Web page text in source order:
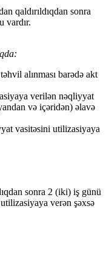
qaldırıldıqdan sonra
vardır.
alınması barədə akt
verilən nəqliyyat
və içəridən) əlavə
vasitəsini utilizasiyaya
sonra 2 (iki) iş günü
verən şəxsə